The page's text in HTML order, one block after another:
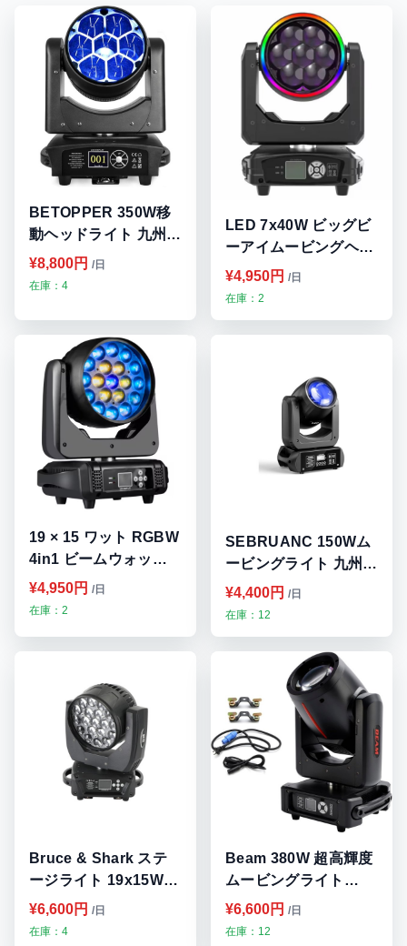
BETOPPER 350W移
動ヘッドライト 九州・
福岡レンタル
¥8,800円 /日
在庫：4
LED 7x40W ビッグビ
ーアイムービングヘッ
ド RGBW 4in1 LED
スポットライト 九州・
¥4,950円 /日
在庫：2
19 × 15 ワット RGBW
4in1 ビームウォッシ
ュズームサークルコン
トロール LED ムービ
¥4,950円 /日
在庫：2
SEBRUANC 150Wム
ービングライト 九州・
福岡レンタル
¥4,400円 /日
在庫：12
Bruce & Shark ステ
ージライト 19x15W
RGBW 4in1 Led 九
州・福岡レンタル
¥6,600円 /日
在庫：4
Beam 380W 超高輝度
ムービングライト
DMX/RDM対応 20チャ
ンネル 4制御モード 九
¥6,600円 /日
在庫：12